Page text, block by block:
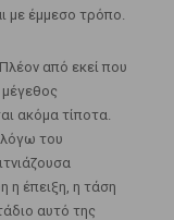
με έμμεσο τρόπο.
από εκεί που
μέγεθος
ακόμα τίποτα.
του
η έπειξη, η τάση
αυτό της